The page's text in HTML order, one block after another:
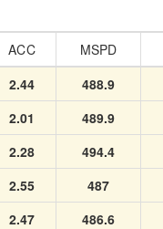
ACC MSPD
2.44 488.9
2.01 489.9
2.28 494.4
2.55 487
2.47 486.6